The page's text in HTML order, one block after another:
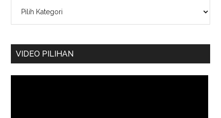
VIDEO PILIHAN